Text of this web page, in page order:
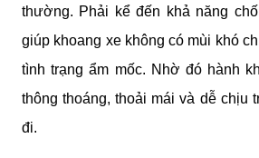
thường. Phải kể đến khả năng
giúp khoang xe không có mùi khó
tình trạng ẩm mốc. Nhờ đó hành
thông thoáng, thoải mái và dễ chịu
đi.